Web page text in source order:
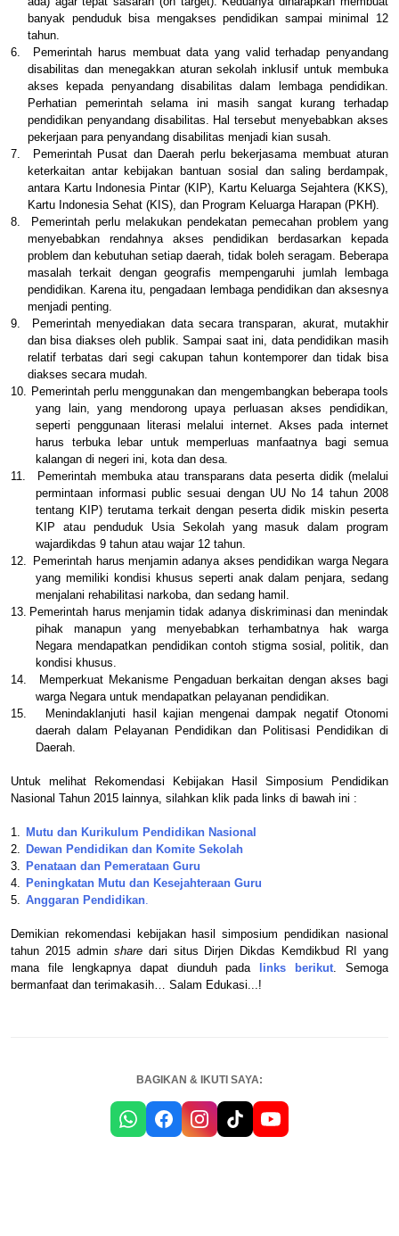
banyak penduduk bisa mengakses pendidikan sampai minimal 12
tahun.
6.
Pemerintah harus membuat data yang valid terhadap penyandang
disabilitas dan menegakkan aturan sekolah inklusif untuk membuka
akses kepada penyandang disabilitas dalam lembaga pendidikan.
Perhatian pemerintah selama ini masih sangat kurang terhadap
pendidikan penyandang disabilitas. Hal tersebut menyebabkan akses
pekerjaan para penyandang disabilitas menjadi kian susah.
7.
Pemerintah Pusat dan Daerah perlu bekerjasama membuat aturan
keterkaitan antar kebijakan bantuan sosial dan saling berdampak,
antara Kartu Indonesia Pintar (KIP), Kartu Keluarga Sejahtera (KKS),
Kartu Indonesia Sehat (KIS), dan Program Keluarga Harapan (PKH).
8.
Pemerintah perlu melakukan pendekatan pemecahan problem yang
menyebabkan rendahnya akses pendidikan berdasarkan kepada
problem dan kebutuhan setiap daerah, tidak boleh seragam. Beberapa
masalah terkait dengan geografis mempengaruhi jumlah lembaga
pendidikan. Karena itu, pengadaan lembaga pendidikan dan aksesnya
menjadi penting.
9.
Pemerintah menyediakan data secara transparan, akurat, mutakhir
dan bisa diakses oleh publik. Sampai saat ini, data pendidikan masih
relatif terbatas dari segi cakupan tahun kontemporer dan tidak bisa
diakses secara mudah.
10. Pemerintah perlu menggunakan dan mengembangkan beberapa tools
yang lain, yang mendorong upaya perluasan akses pendidikan,
seperti penggunaan literasi melalui internet. Akses pada internet
harus terbuka lebar untuk memperluas manfaatnya bagi semua
kalangan di negeri ini, kota dan desa.
11.
Pemerintah membuka atau transparans data peserta didik (melalui
permintaan informasi public sesuai dengan UU No 14 tahun 2008
tentang KIP) terutama terkait dengan peserta didik miskin peserta
KIP atau penduduk Usia Sekolah yang masuk dalam program
wajardikdas 9 tahun atau wajar 12 tahun.
12.
Pemerintah harus menjamin adanya akses pendidikan warga Negara
yang memiliki kondisi khusus seperti anak dalam penjara, sedang
menjalani rehabilitasi narkoba, dan sedang hamil.
13. Pemerintah harus menjamin tidak adanya diskriminasi dan menindak
pihak manapun yang menyebabkan terhambatnya hak warga
Negara mendapatkan pendidikan contoh stigma sosial, politik, dan
kondisi khusus.
14.
Memperkuat Mekanisme Pengaduan berkaitan dengan akses bagi
warga Negara untuk mendapatkan pelayanan pendidikan.
15.
Menindaklanjuti hasil kajian mengenai dampak negatif Otonomi
daerah dalam Pelayanan Pendidikan dan Politisasi Pendidikan di
Daerah.
Untuk melihat Rekomendasi Kebijakan Hasil Simposium Pendidikan
Nasional Tahun 2015 lainnya, silahkan klik pada links di bawah ini :
1. Mutu dan Kurikulum Pendidikan Nasional
2. Dewan Pendidikan dan Komite Sekolah
3. Penataan dan Pemerataan Guru
4. Peningkatan Mutu dan Kesejahteraan Guru
5. Anggaran Pendidikan.
Demikian rekomendasi kebijakan hasil simposium pendidikan nasional
tahun 2015 admin sharedari situs Dirjen Dikdas Kemdikbud RI yang
mana file lengkapnya dapat diunduh pada
links berikut. Semoga
bermanfaat dan terimakasih… Salam Edukasi...!
BAGIKAN & IKUTI SAYA: